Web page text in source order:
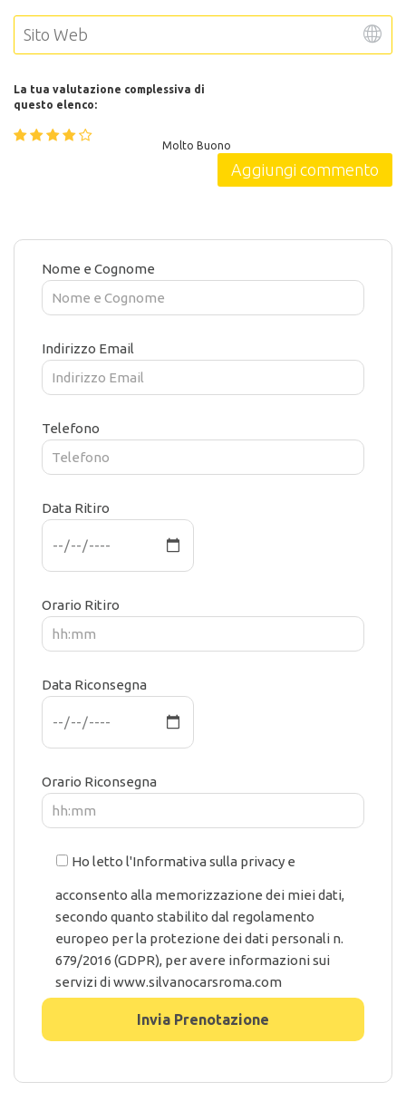
La tua valutazione complessiva di
questo elenco:
Molto Buono
Nome e Cognome
Indirizzo Email
Telefono
Data Ritiro
Orario Ritiro
Data Riconsegna
Orario Riconsegna
Ho letto l'Informativa sulla privacy e
acconsento alla memorizzazione dei miei dati,
secondo quanto stabilito dal regolamento
europeo per la protezione dei dati personali n.
679/2016 (GDPR), per avere informazioni sui
servizi di www.silvanocarsroma.com